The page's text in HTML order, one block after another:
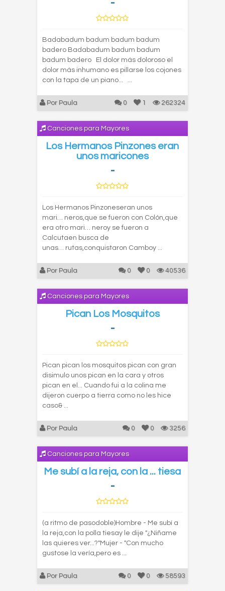
-
Badabadum badum badum badum
badero Badabadum badum badum
badum badero El dolor más doloroso el
dolor más inhumano es pillarse los cojones
con la tapa de un piano... ...
Por Paula 0 1 262324
Canciones para Mayores
Los Hermanos Pinzones eran
unos maricones
-
Los Hermanos Pinzoneseran unos
mari… neros,que se fueron con Colón,que
era otro mari… neroy se fueron a
Calcutaen busca de
unas… rutas,conquistaron Camboy ...
Por Paula 0 0 40536
Canciones para Mayores
Pican Los Mosquitos
-
Pican pican los mosquitos pican con gran
disimulo unos pican en la cara y otros
pican en el... Cuando fui a la colina me
dijeron cuerpo a tierra como no les hice
caso& ...
Por Paula 0 0 3256
Canciones para Mayores
Me subí a la reja, con la ... tiesa
-
(a ritmo de pasodoble)Hombre - Me subí a
la reja,con la polla tiesay le dije "¿Niñame
las quieres ver...?"Mujer - "Con mucho
gustose la vería,pero es ...
Por Paula 0 0 58593